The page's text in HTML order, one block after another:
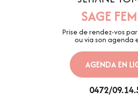
SAGE
Prise de rendez-vos
ou via son agenda
AGENDA EN
0472/